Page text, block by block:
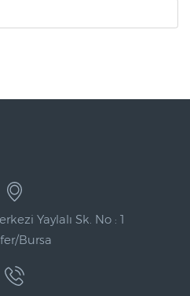
Yaylalı Sk. No : 1
Bursa